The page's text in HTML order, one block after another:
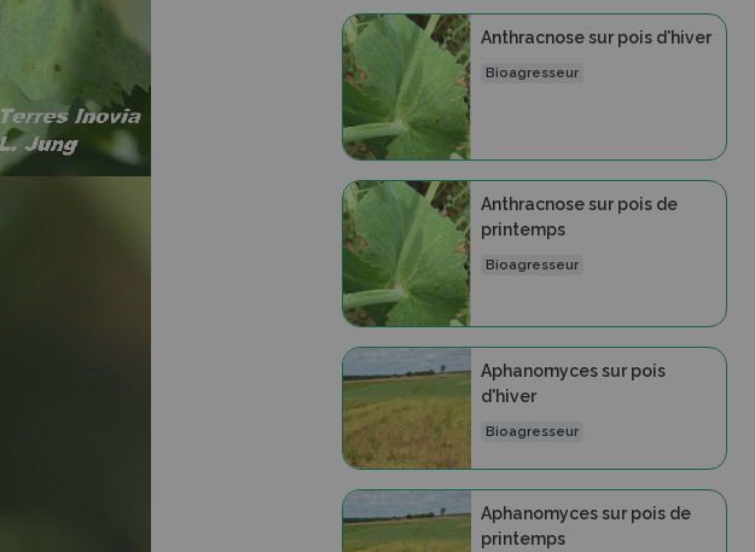
Anthracnose sur pois d'hiver
Bioagresseur
Anthracnose sur pois de
printemps
Bioagresseur
Aphanomyces sur pois
d'hiver
Bioagresseur
Aphanomyces sur pois de
printemps